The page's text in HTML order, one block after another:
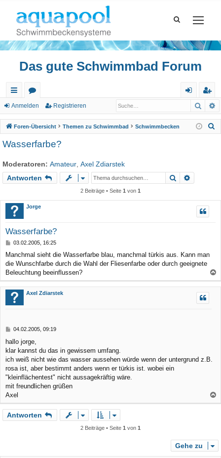
Das gute Schwimmbad Forum
ch
ne
llz
riff
or
en m
el
eg
ist
rie
Anmelden Registrieren
Foren-Übersicht Themen zu Schwimmbad Schwimmbecken
Wasserfarbe?
Moderatoren: Amateur Axel Zdiarstek
Antworten
Suche
2 Beiträge • Seite 1 von 1
Jorge
Wasserfarbe?
B
i
t
r
a
g
03.02.2005, 16:25
Manchmal sieht die Wasserfarbe blau, manchmal türkis aus. Kann man
die Wunschfarbe durch die Wahl der Fliesenfarbe oder durch geeignete
Beleuchtung beeinflussen?
a
Axel Zdiarstek
B
i
t
r
04.02.2005, 09:19
hallo jorge,
klar kannst du das in gewissem umfang.
ich weiß nicht wie das wasser aussehen würde wenn der untergrund z.B.
rosa ist, aber bestimmt anders wenn er türkis ist. wobei ein
"kleinflächentest" nicht aussagekräftig wäre.
mit freundlichen grüßen
Axel
a
e
Antworten
2 Beiträge • Seite 1 von 1
Gehe zu